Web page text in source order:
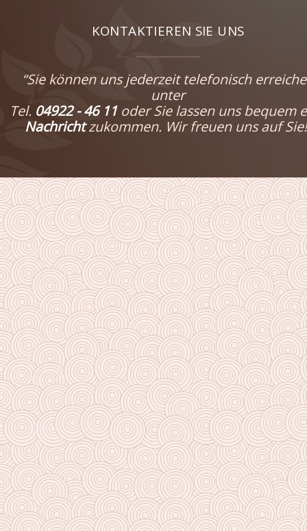
KONTAKTIEREN SIE UNS
“Sie können uns jederzeit telefonisch
unter
Tel. 04922 - 46 11oder Sie lassen uns bequem
Nachrichtzukommen. Wir freuen uns auf